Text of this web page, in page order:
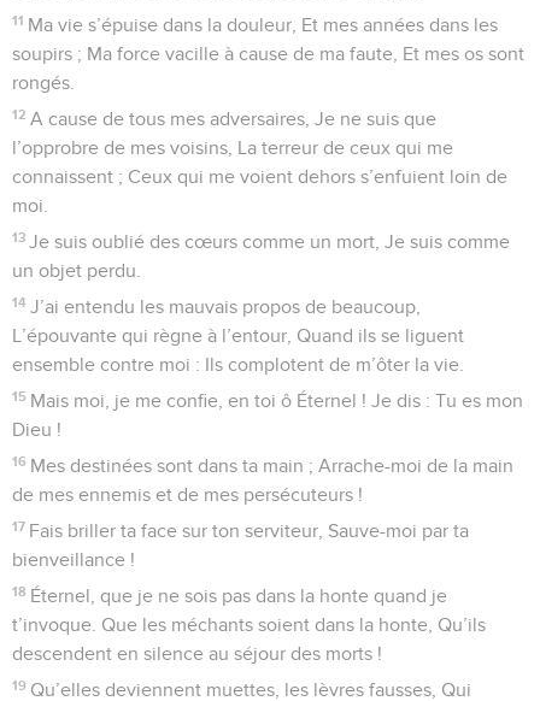
11 Ma vie s’épuise dans la douleur, Et mes années dans les
soupirs ; Ma force vacille à cause de ma faute, Et mes os sont
rongés.
12 A cause de tous mes adversaires, Je ne suis que
l’opprobre de mes voisins, La terreur de ceux qui me
connaissent ; Ceux qui me voient dehors s’enfuient loin de
moi.
13 Je suis oublié des cœurs comme un mort, Je suis comme
un objet perdu.
14 J’ai entendu les mauvais propos de beaucoup,
L’épouvante qui règne à l’entour, Quand ils se liguent
ensemble contre moi : Ils complotent de m’ôter la vie.
15 Mais moi, je me confie, en toi ô Éternel ! Je dis : Tu es mon
Dieu !
16 Mes destinées sont dans ta main ; Arrache-moi de la main
de mes ennemis et de mes persécuteurs !
17 Fais briller ta face sur ton serviteur, Sauve-moi par ta
bienveillance !
18 Éternel, que je ne sois pas dans la honte quand je
t’invoque. Que les méchants soient dans la honte, Qu’ils
descendent en silence au séjour des morts !
19 Qu’elles deviennent muettes, les lèvres fausses, Qui